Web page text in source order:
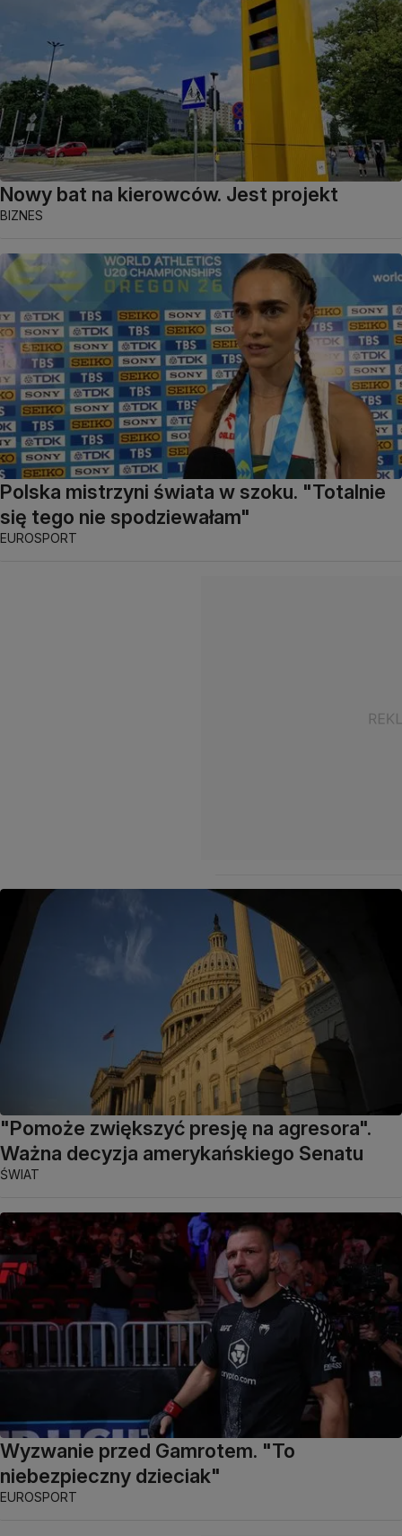
Nowy bat na kierowców. Jest projekt
BIZNES
Polska mistrzyni świata w szoku. "Totalnie
się tego nie spodziewałam"
EUROSPORT
"Pomoże zwiększyć presję na agresora".
Ważna decyzja amerykańskiego Senatu
ŚWIAT
Wyzwanie przed Gamrotem. "To
niebezpieczny dzieciak"
EUROSPORT